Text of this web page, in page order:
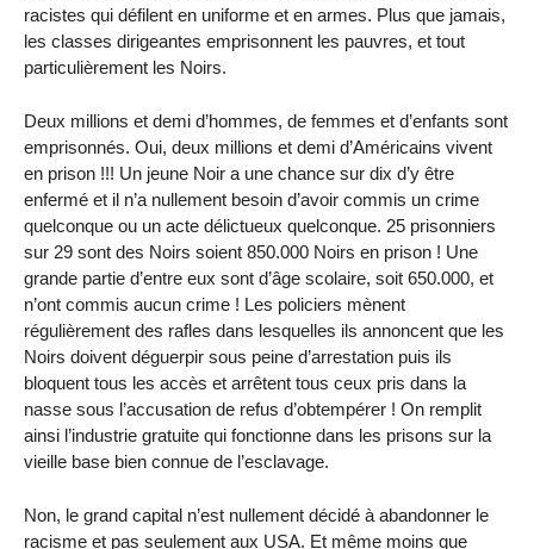
racistes qui défilent en uniforme et en armes. Plus que jamais,
les classes dirigeantes emprisonnent les pauvres, et tout
particulièrement les Noirs.
Deux millions et demi d’hommes, de femmes et d’enfants sont
emprisonnés. Oui, deux millions et demi d’Américains vivent
en prison !!! Un jeune Noir a une chance sur dix d’y être
enfermé et il n’a nullement besoin d’avoir commis un crime
quelconque ou un acte délictueux quelconque. 25 prisonniers
sur 29 sont des Noirs soient 850.000 Noirs en prison ! Une
grande partie d’entre eux sont d’âge scolaire, soit 650.000, et
n’ont commis aucun crime ! Les policiers mènent
régulièrement des rafles dans lesquelles ils annoncent que les
Noirs doivent déguerpir sous peine d’arrestation puis ils
bloquent tous les accès et arrêtent tous ceux pris dans la
nasse sous l’accusation de refus d’obtempérer ! On remplit
ainsi l’industrie gratuite qui fonctionne dans les prisons sur la
vieille base bien connue de l’esclavage.
Non, le grand capital n’est nullement décidé à abandonner le
racisme et pas seulement aux USA. Et même moins que